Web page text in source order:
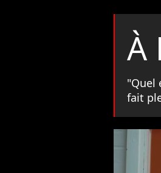
À
"Quel
fait